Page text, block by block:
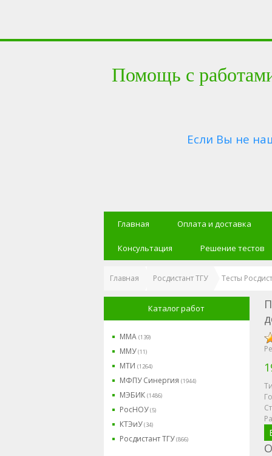
Помощь с
Если Вы не
Главная Оплата и доставка
Консультация Решение тестов
Главная Росдистант ТГУ Тесты
Каталог работ
ММА (139)
ММУ(11)
МТИ (1264)
МФПУ Синергия (1944)
МЭБИК (1486)
РосНОУ(5)
КТЭиУ(34)
Росдистант ТГУ(866)